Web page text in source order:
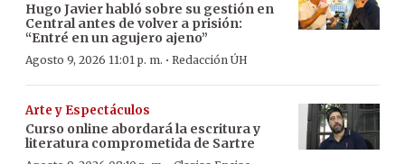
Hugo Javier habló sobre su gestión en
Central antes de volver a prisión:
“Entré en un agujero ajeno”
Agosto 9, 2026 11:01 p. m. · Redacción ÚH
Arte y Espectáculos
Curso online abordará la escritura y
literatura comprometida de Sartre